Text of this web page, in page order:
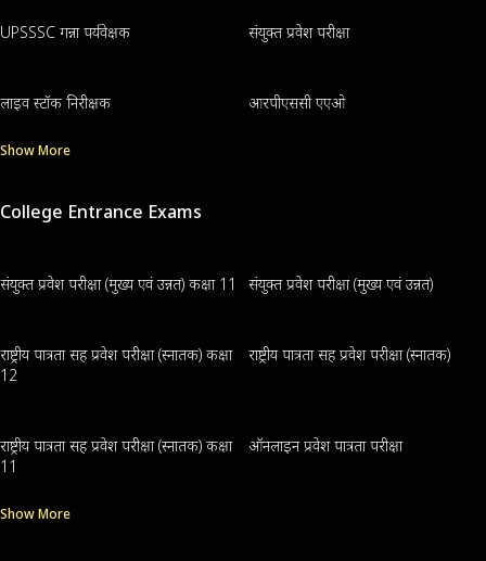
UPSSSC गन्ना पर्यवेक्षक संयुक्त प्रवेश परीक्षा
लाइव स्टॉक निरीक्षक आरपीएससी एएओ
Show More
College Entrance Exams
संयुक्त प्रवेश परीक्षा (मुख्य एवं उन्नत) कक्षा 11 संयुक्त प्रवेश परीक्षा (मुख्य एवं उन्नत)
राष्ट्रीय पात्रता सह प्रवेश परीक्षा (स्नातक) कक्षा
12
राष्ट्रीय पात्रता सह प्रवेश परीक्षा (स्नातक)
राष्ट्रीय पात्रता सह प्रवेश परीक्षा (स्नातक) कक्षा
11
ऑनलाइन प्रवेश पात्रता परीक्षा
Show More